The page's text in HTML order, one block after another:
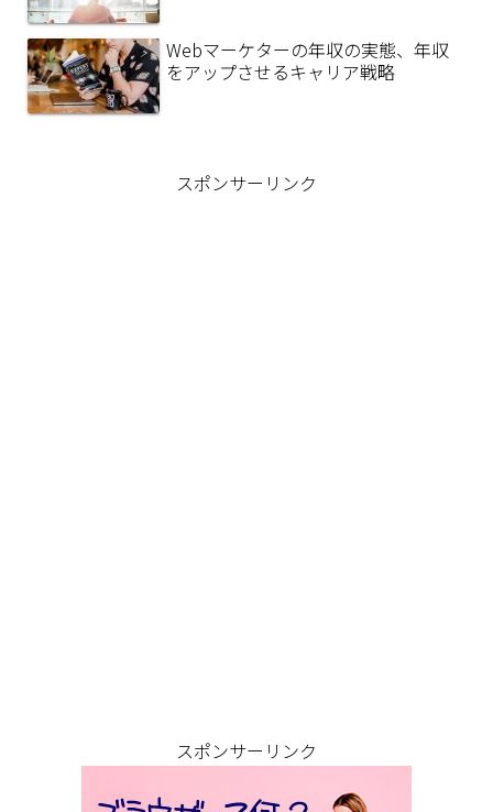
Webマーケターの年収の実態、年収
をアップさせるキャリア戦略
スポンサーリンク
スポンサーリンク